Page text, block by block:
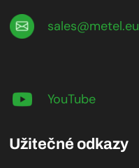
sales@metel.eu
YouTube
Užitečné odkazy